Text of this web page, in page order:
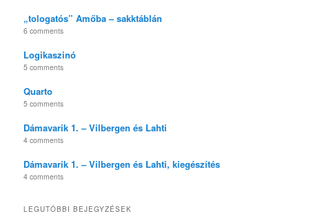
„tologatós” Amőba – sakktáblán
6 comments
Logikaszinó
5 comments
Quarto
5 comments
Dámavarik 1. – Vilbergen és Lahti
4 comments
Dámavarik 1. – Vilbergen és Lahti, kiegészítés
4 comments
LEGUTÓBBI BEJEGYZÉSEK